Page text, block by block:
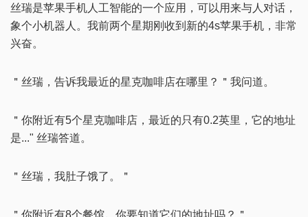
丝瑞是苹果手机人工智能的一个应用，可以用来与人对话，
象个小机器人。我前两个星期刚收到新的4s苹果手机，非常
兴奋。
＂丝瑞，告诉我最近的星克咖啡店在哪里？＂我问道。
＂你附近有5个星克咖啡店，最近的只有0.2英里，它的地址
是..." 丝瑞答道。
＂丝瑞，我肚子饿了。＂
＂你附近有8个餐馆。你要知道它们的地址吗？＂